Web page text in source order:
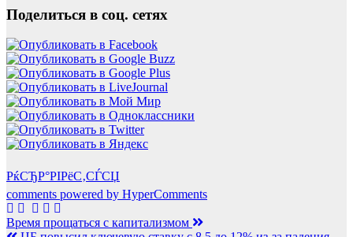
Поделиться в соц. сетях
РќСЂР°РІРёС‚СЃСЏ
comments powered by HyperComments
Навигация
Время прощаться с капитализмом